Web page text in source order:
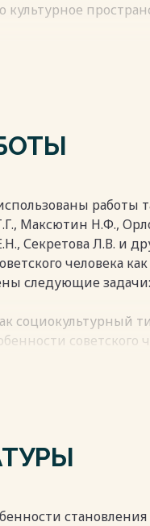
советской эры.
изменения
Вопрос
дня
покупки
работы
Максютин Н.Ф.,
Секретова Л.В. и
человека
следующие задачи:
социокультурный
советского
из введения, двух